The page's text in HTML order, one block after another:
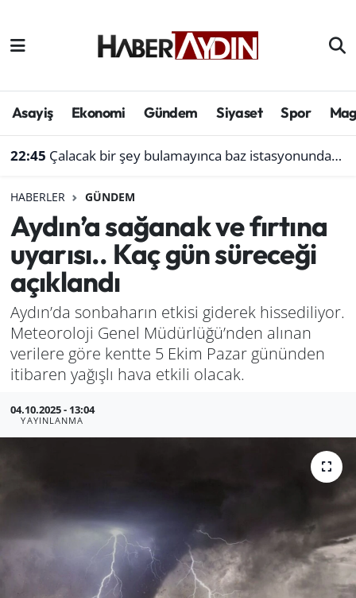
Asayiş Ekonomi Gündem Siyaset Spor
22:45 Çalacak bir şey bulamayınca baz istasyonundan akü çaldı
HABERLER GÜNDEM
Aydın’a sağanak ve fırtına
uyarısı.. Kaç gün süreceği
açıklandı
Aydın’da sonbaharın etkisi giderek hissediliyor.
Meteoroloji Genel Müdürlüğü’nden alınan
verilere göre kentte 5 Ekim Pazar gününden
itibaren yağışlı hava etkili olacak.
04.10.2025 - 13:04
YAYINLANMA
Afyonkarahisar
Çevre
Genel
Haber
Izmir
Kütahya
Manisa
Muğla
Uşak
Aydın Hava Durumu
Süper Lig Puan Durumu ve Fikstür
Son Dakika Haberleri
Haber Arşivi